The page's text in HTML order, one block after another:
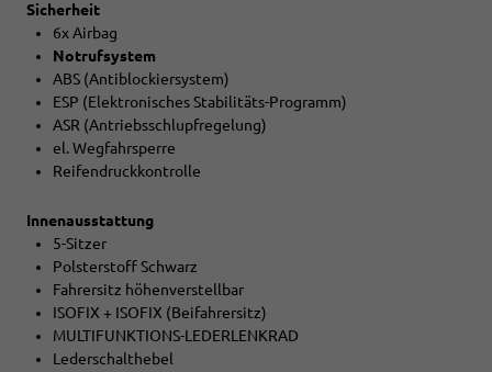
Sicherheit
6x Airbag
Notrufsystem
ABS (Antiblockiersystem)
ESP (Elektronisches Stabilitäts-Programm)
ASR (Antriebsschlupfregelung)
el. Wegfahrsperre
Reifendruckkontrolle
Innenausstattung
5-Sitzer
Polsterstoff Schwarz
Fahrersitz höhenverstellbar
ISOFIX + ISOFIX (Beifahrersitz)
MULTIFUNKTIONS-LEDERLENKRAD
Lederschalthebel